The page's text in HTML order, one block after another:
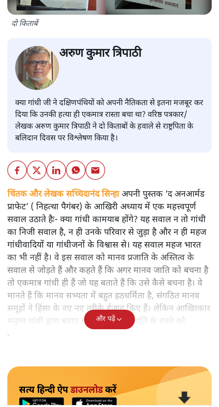
दो किताबें
अरुण कुमार त्रिपाठी
क्या गांधी जी ने दक्षिणपंथियों को अपनी नैतिकता से इतना मजबूर कर
दिया कि उनकी हत्या ही एकमात्र रास्ता बचा था? वरिष्ठ पत्रकार/
लेखक अरुण कुमार त्रिपाठी ने दो किताबों के हवाले से राष्ट्रपिता के
बलिदान दिवस पर विश्लेषण किया है।
चिंतक और लेखक सच्चिदानंद सिन्हाअपनी पुस्तक ‘द अनआर्मड
प्राफेट’ ( निहत्था पैगंबर) के आखिरी अध्याय में एक महत्त्वपूर्ण
सवाल उठाते हैः- क्या गांधी कामयाब होंगे? यह सवाल न तो गांधी
का निजी सवाल है, न ही उनके परिवार से जुड़ा है और न ही महज
गांधीवादियों या गांधीजनों के विश्वास से। यह सवाल महज भारत
का भी नहीं है। वे इस सवाल को मानव प्रजाति के अस्तित्व के
सवाल से जोड़ते हैं और कहते हैं कि अगर मानव जाति को बचना है
तो एकमात्र गांधी ही हैं जो यह बताते हैं कि उसे कैसे बचना है। वे
मानते हैं कि मानव सभ्यता में बहुत हठधर्मिता है, संगठित मानव
समूहों ने हिंसा के नए नए तरीके ईजाद किए हैं। लेकिन आखिरकार
मनुष्य गांधी द्वारा बताए गए अहिंसा और शांति के रास्ते को
अपनाएगा।
और पढ़ें
सत्य हिन्दी ऐपडाउनलोडकरें